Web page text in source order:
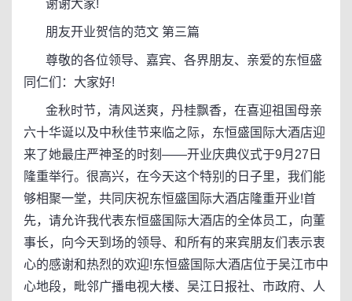
谢谢大家!
朋友开业贺信的范文 第三篇
尊敬的各位领导、嘉宾、各界朋友、亲爱的东恒盛
同仁们：大家好!
金秋时节，清风送爽，丹桂飘香，在喜迎祖国母亲
六十华诞以及中秋佳节来临之际，东恒盛国际大酒店迎
来了她最庄严神圣的时刻——开业庆典仪式于9月27日
隆重举行。很高兴，在今天这个特别的日子里，我们能
够相聚一堂，共同庆祝东恒盛国际大酒店隆重开业!首
先，请允许我代表东恒盛国际大酒店的全体员工，向董
事长，向今天到场的领导、和所有的来宾朋友们表示衷
心的感谢和热烈的欢迎!东恒盛国际大酒店位于吴江市中
心地段，毗邻广播电视大楼、吴江日报社、市政府、人